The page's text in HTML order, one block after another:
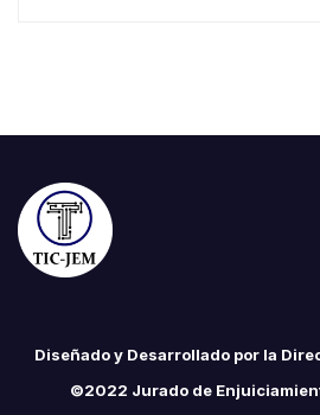
Diseñado y Desarrollado por la
©2022 Jurado de